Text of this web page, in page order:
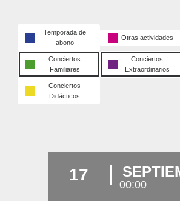
Temporada de
abono
Otras actividades
Conciertos
Familiares
Conciertos
Extraordinarios
Conciertos
Didácticos
17
00:00